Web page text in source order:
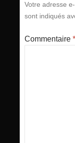
Votre adresse
sont indiqués
Commentaire *